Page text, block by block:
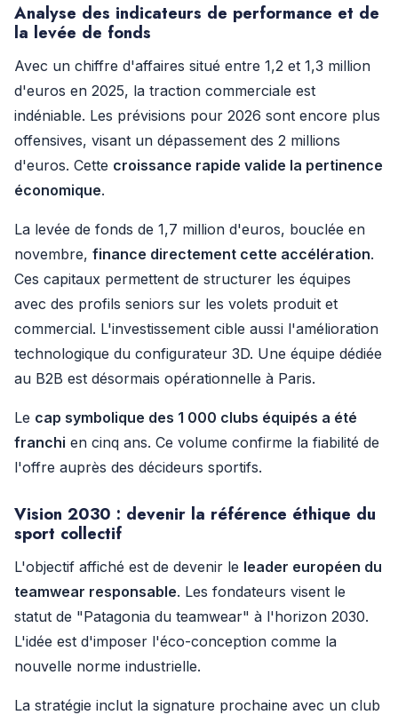
Analyse des indicateurs de performance et de
la levée de fonds
Avec un chiffre d'affaires situé entre 1,2 et 1,3 million
d'euros en 2025, la traction commerciale est
indéniable. Les prévisions pour 2026 sont encore plus
offensives, visant un dépassement des 2 millions
d'euros. Cette croissance rapide valide la pertinence
économique.
La levée de fonds de 1,7 million d'euros, bouclée en
novembre, finance directement cette accélération.
Ces capitaux permettent de structurer les équipes
avec des profils seniors sur les volets produit et
commercial. L'investissement cible aussi l'amélioration
technologique du configurateur 3D. Une équipe dédiée
au B2B est désormais opérationnelle à Paris.
Le cap symbolique des 1 000 clubs équipés a été
franchi en cinq ans. Ce volume confirme la fiabilité de
l'offre auprès des décideurs sportifs.
Vision 2030 : devenir la référence éthique du
sport collectif
L'objectif affiché est de devenir le leader européen du
teamwear responsable. Les fondateurs visent le
statut de "Patagonia du teamwear" à l'horizon 2030.
L'idée est d'imposer l'éco-conception comme la
nouvelle norme industrielle.
La stratégie inclut la signature prochaine avec un club